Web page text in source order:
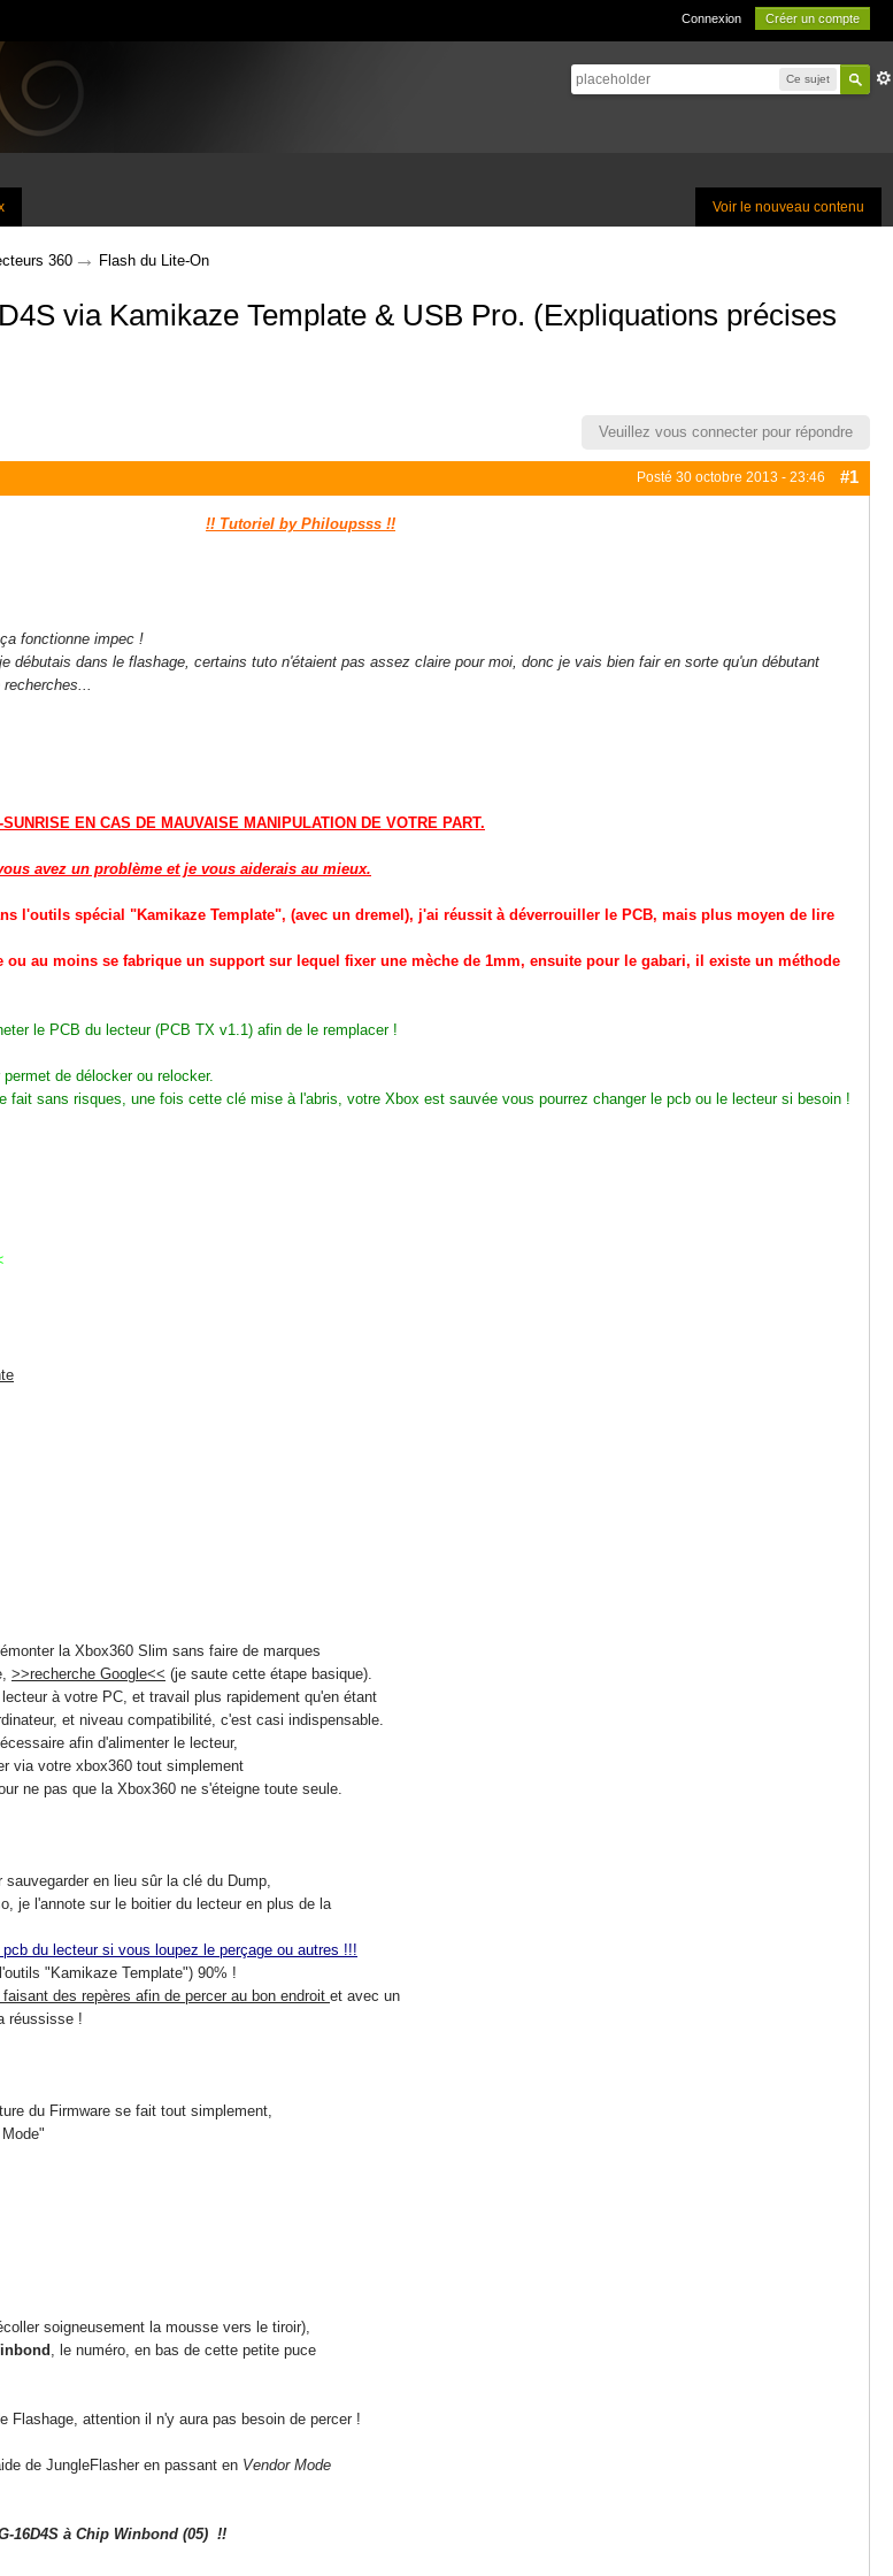
Connexion Créer un compte
Ce sujet
Voir le nouveau contenu
360 → Flash du Lite-On
via Kamikaze Template & USB Pro. (Expliquations précises
Veuillez vous connecter pour répondre
Posté 30 octobre 2013 - 23:46 #1
!! Tutoriel by Philoupsss !!
fonctionne impec !
débutais dans le flashage, certains tuto n'étaient pas assez claire pour moi, donc je vais bien fair en sorte qu'un débutant
EN CAS DE MAUVAISE MANIPULATION DE VOTRE PART.
avez un problème et je vous aiderais au mieux.
l'outils spécial "Kamikaze Template", (avec un dremel), j'ai réussit à déverrouiller le PCB, mais plus moyen de lire
ou au moins se fabrique un support sur lequel fixer une mèche de 1mm, ensuite pour le gabari, il existe un méthode
le PCB du lecteur (PCB TX v1.1) afin de le remplacer !
de délocker ou relocker.
fait sans risques, une fois cette clé mise à l'abris, votre Xbox est sauvée vous pourrez changer le pcb ou le lecteur si besoin !
la Xbox360 Slim sans faire de marques
>>recherche Google<< (je saute cette étape basique).
à votre PC, et travail plus rapidement qu'en étant
et niveau compatibilité, c'est casi indispensable.
afin d'alimenter le lecteur,
votre xbox360 tout simplement
pas que la Xbox360 ne s'éteigne toute seule.
en lieu sûr la clé du Dump,
l'annote sur le boitier du lecteur en plus de la
du lecteur si vous loupez le perçage ou autres !!!
"Kamikaze Template") 90% !
faisant des repères afin de percer au bon endroit et avec un
!
du Firmware se fait tout simplement,
soigneusement la mousse vers le tiroir),
, le numéro, en bas de cette petite puce
attention il n'y aura pas besoin de percer !
de JungleFlasher en passant en Vendor Mode
16D4S à Chip Winbond (05) !!